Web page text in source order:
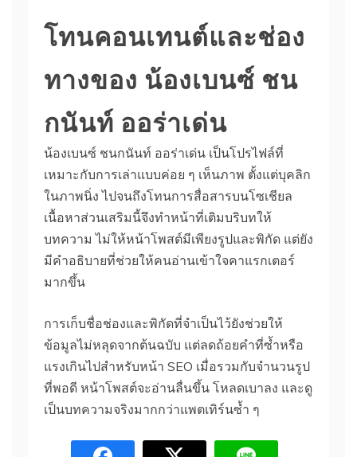
โทนคอนเทนต์และช่อง
ทางของ น้องเบนซ์ ชน
กนันท์ ออร่าเด่น
น้องเบนซ์ ชนกนันท์ ออร่าเด่น เป็นโปรไฟล์ที่
เหมาะกับการเล่าแบบค่อย ๆ เห็นภาพ ตั้งแต่บุคลิก
ในภาพนิ่ง ไปจนถึงโทนการสื่อสารบนโซเชียล
เนื้อหาส่วนเสริมนี้จึงทำหน้าที่เติมบริบทให้
บทความ ไม่ให้หน้าโพสต์มีเพียงรูปและพิกัด แต่ยัง
มีคำอธิบายที่ช่วยให้คนอ่านเข้าใจคาแรกเตอร์
มากขึ้น
การเก็บชื่อช่องและพิกัดที่จำเป็นไว้ยังช่วยให้
ข้อมูลไม่หลุดจากต้นฉบับ แต่ลดถ้อยคำที่ซ้ำหรือ
แรงเกินไปสำหรับหน้า SEO เมื่อรวมกับจำนวนรูป
ที่พอดี หน้าโพสต์จะอ่านลื่นขึ้น โหลดเบาลง และดู
เป็นบทความจริงมากกว่าแพตเทิร์นซ้ำ ๆ